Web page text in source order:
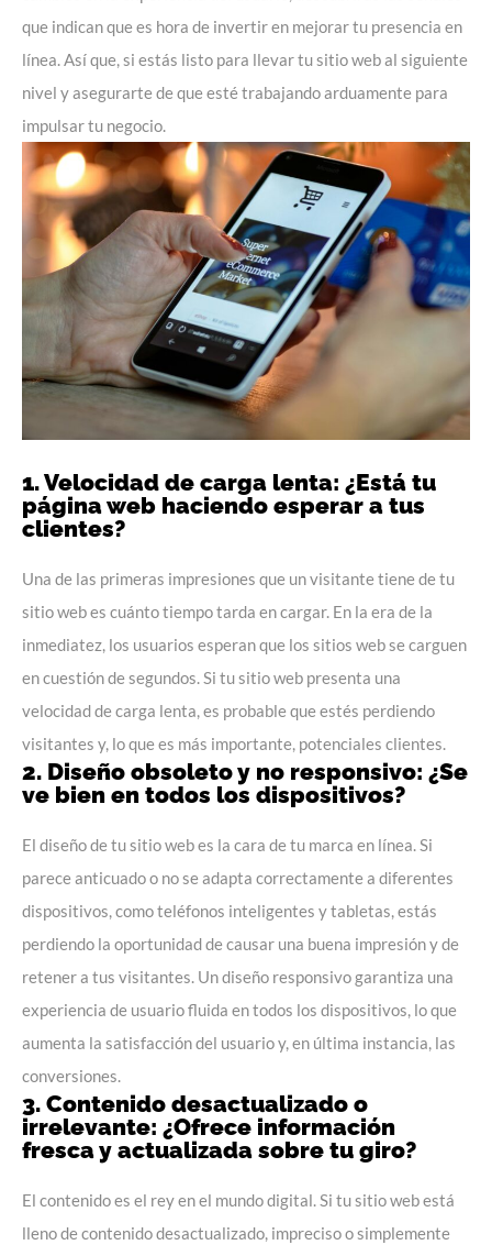
que indican que es hora de invertir en mejorar tu presencia en
línea. Así que, si estás listo para llevar tu sitio web al siguiente
nivel y asegurarte de que esté trabajando arduamente para
impulsar tu negocio.
1. Velocidad de carga lenta: ¿Está tu
página web haciendo esperar a tus
clientes?
Una de las primeras impresiones que un visitante tiene de tu
sitio web es cuánto tiempo tarda en cargar. En la era de la
inmediatez, los usuarios esperan que los sitios web se carguen
en cuestión de segundos. Si tu sitio web presenta una
velocidad de carga lenta, es probable que estés perdiendo
visitantes y, lo que es más importante, potenciales clientes.
2. Diseño obsoleto y no responsivo: ¿Se
ve bien en todos los dispositivos?
El diseño de tu sitio web es la cara de tu marca en línea. Si
parece anticuado o no se adapta correctamente a diferentes
dispositivos, como teléfonos inteligentes y tabletas, estás
perdiendo la oportunidad de causar una buena impresión y de
retener a tus visitantes. Un diseño responsivo garantiza una
experiencia de usuariofluida en todos los dispositivos, lo que
aumenta la satisfacción del usuario y, en última instancia, las
conversiones.
3. Contenido desactualizado o
irrelevante: ¿Ofrece información
fresca y actualizada sobre tu giro?
El contenido es el rey en el mundo digital. Si tu sitio web está
lleno de contenido desactualizado, impreciso o simplemente